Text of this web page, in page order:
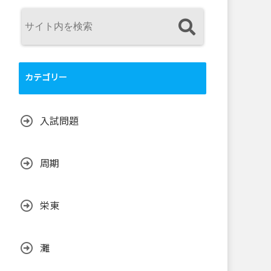
カテゴリー
入試問題
周期
栄東
灘